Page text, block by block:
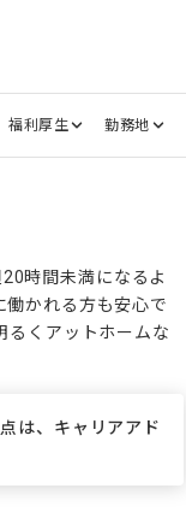
福利厚生 勤務地
時間未満になるよ
かれる方も安心で
るくアットホームな
は、キャリアアド